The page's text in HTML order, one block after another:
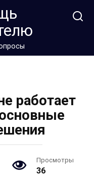
работает
Просмотры
36